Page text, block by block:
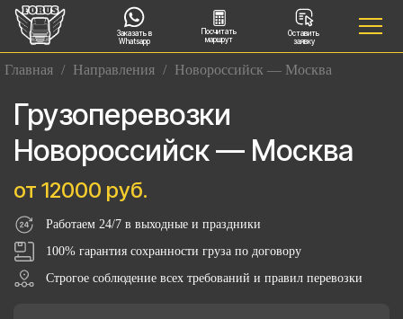
Заказать в
Whatsapp
Посчитать
маршрут
Оставить
заявку
Главная / Направления / Новороссийск — Москва
Грузоперевозки
Новороссийск — Москва
от 12000 руб.
Работаем 24/7 в выходные и праздники
100% гарантия сохранности груза по договору
Строгое соблюдение всех требований и правил перевозки